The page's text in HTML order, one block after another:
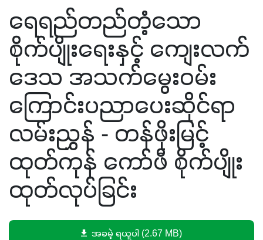
ရေရည်တည်တံ့သော
စိုက်ပျိုးရေးနှင့် ကျေးလက်
ဒေသ အသက်မွေးဝမ်း
ကြောင်းပညာပေးဆိုင်ရာ
လမ်းညွှန် - တန်ဖိုးမြင့်
ထုတ်ကုန် ကော်ဖီ စိုက်ပျိုး
ထုတ်လုပ်ခြင်း
အခမဲ့ ရယူပါ (2.67 MB)